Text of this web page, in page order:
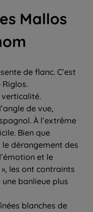
Mallos
de flanc. C’est
verticalité.
de vue,
À l’extrême
Bien que
dérangement des
et le
les ont contraints
banlieue plus
blanches de